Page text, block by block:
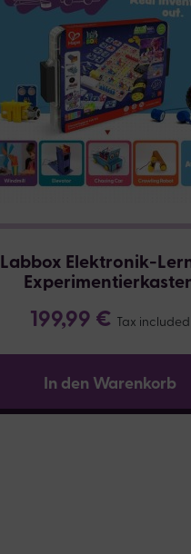
Labbox Elektronik-
199,99 € Tax included
In den Warenkorb